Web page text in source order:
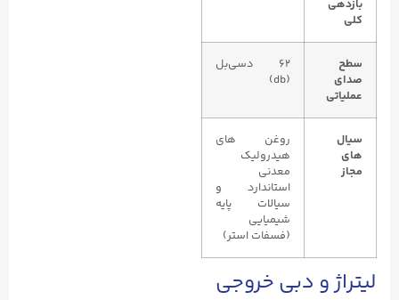
بازدهی
کلی
سطح
صدای
عملیاتی
۶۲ دسی‌بل
(db)
سیال‌
های
مجاز
روغن‌ های
هیدرولیک
معدنی
استاندارد و
سیالات پایه
شیمیایی
(فسفات استر)
لیتراژ و دبی خروجی